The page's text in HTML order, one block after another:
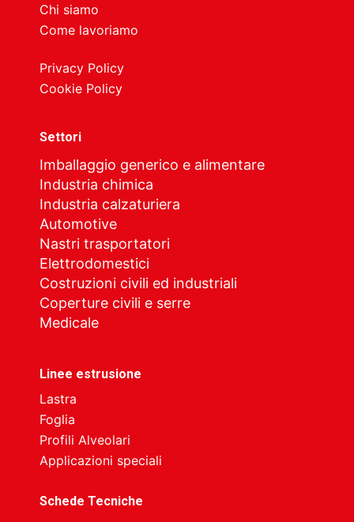
Chi siamo
Come lavoriamo
Privacy Policy
Cookie Policy
Settori
Imballaggio generico e alimentare
Industria chimica
Industria calzaturiera
Automotive
Nastri trasportatori
Elettrodomestici
Costruzioni civili ed industriali
Coperture civili e serre
Medicale
Linee estrusione
Lastra
Foglia
Profili Alveolari
Applicazioni speciali
Schede Tecniche